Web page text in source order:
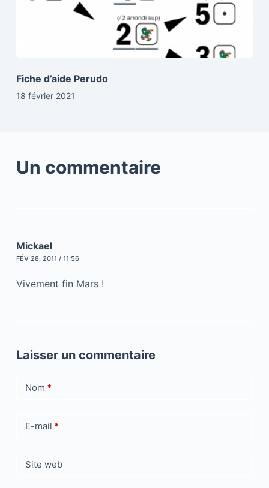
Fiche d’aide Perudo
18 février 2021
Un commentaire
Mickael
FÉV 28, 2011 / 11:56
Vivement fin Mars !
Laisser un commentaire
Nom *
E-mail *
Site web